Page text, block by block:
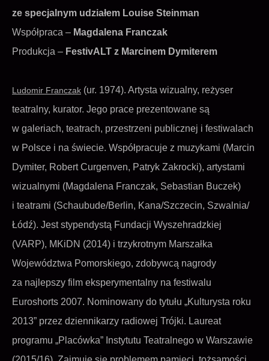
ze specjalnym udziałem Louise Steinman
Współpraca – Magdalena Franczak
Produkcja – FestivALT z Marcinem Dymiterem
Ludomir Franczak (ur. 1974). Artysta wizualny, reżyser
teatralny, kurator. Jego prace prezentowane są
w galeriach, teatrach, przestrzeni publicznej i festiwalach
w Polsce i na świecie. Współpracuje z muzykami (Marcin
Dymiter, Robert Curgenven, Patryk Zakrocki), artystami
wizualnymi (Magdalena Franczak, Sebastian Buczek)
i teatrami (Schaubude/Berlin, Kana/Szczecin, Szwalnia/
Łódź). Jest stypendystą Fundacji Wyszehradzkiej
(VARP), MKiDN (2014) i trzykrotnym Marszałka
Województwa Pomorskiego, zdobywcą nagrody
za najlepszy film eksperymentalny na festiwalu
Euroshorts 2007. Nominowany do tytułu „Kulturysta roku
2013” przez dziennikarzy radiowej Trójki. Laureat
programu „Placówka” Instytutu Teatralnego w Warszawie